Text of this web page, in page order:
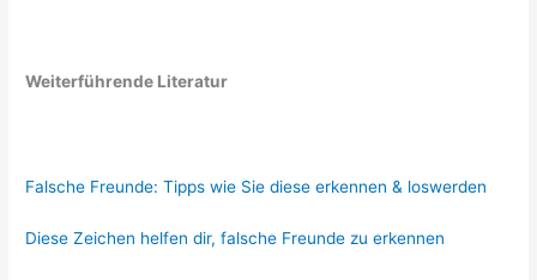
Weiterführende Literatur
Falsche Freunde: Tipps wie Sie diese erkennen & loswerden
Diese Zeichen helfen dir, falsche Freunde zu erkennen